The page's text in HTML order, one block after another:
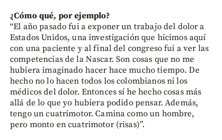
¿Cómo qué, por ejemplo?
“El año pasado fui a exponer un trabajo del dolor a
Estados Unidos, una investigación que hicimos aquí
con una paciente y al final del congreso fui a ver las
competencias de la Nascar. Son cosas que no me
hubiera imaginado hacer hace mucho tiempo. De
hecho no lo hacen todos los colombianos ni los
médicos del dolor. Entonces sí he hecho cosas más
allá de lo que yo hubiera podido pensar. Además,
tengo un cuatrimotor. Camina como un hombre,
pero monto en cuatrimotor (risas)”.